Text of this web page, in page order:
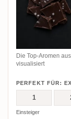
Die Top-Aromen
visualisiert
PERFEKT FÜR:
1
Einsteiger